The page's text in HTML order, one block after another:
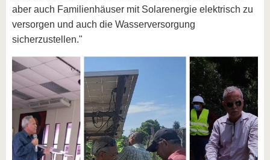
aber auch Familienhäuser mit Solarenergie elektrisch zu
versorgen und auch die Wasserversorgung
sicherzustellen."